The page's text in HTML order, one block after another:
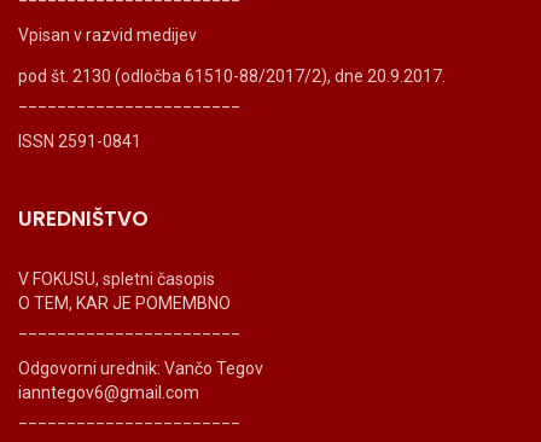
Vpisan v razvid medijev
pod št. 2130 (odločba 61510-88/2017/2), dne 20.9.2017.
ISSN 2591-0841
UREDNIŠTVO
V FOKUSU, spletni časopis
O TEM, KAR JE POMEMBNO
Odgovorni urednik: Vančo Tegov
ianntegov6@gmail.com